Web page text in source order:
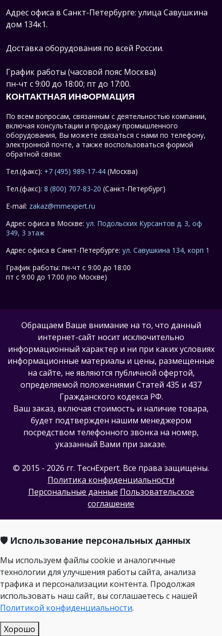
Адрес офиса в Санкт-Петербурге: улица Савушкина
дом 134к1.
Доставка оборудования по всей России.
График работы (часовой пояс Москва)
пн-чт с 9:00 до 18:00; пт до 17:00.
КОНТАКТНАЯ ИНФОРМАЦИЯ
По всем вопросам, связанным с деятельностью компании,
включая консультации и продажу промышленного
оборудования, Вы можете связаться с нами по телефону,
электронной почте, а также воспользоваться формой
обратной связи:
Тел.(факс): +7 (495) 989-17-44 (Москва)
Тел.(факс): 8 (800) 707-83-20 (Санкт-Петербург)
E-mail: zakaz@mmexpert.ru
Адрес офиса в Москве: ул. Подольских Курсантов д. 3, оф
349, 3 этаж
Адрес офиса в Санкт-Петербурге: ул. Савушкина 134, корп 1
График работы: пн-чт с 9:00 до 18:00
пт с 9:00 до 17:00 (по Москве)
Обращаем Ваше внимание на то, что данный
интернет-сайт носит исключительно
информационный характер и ни при каких условиях
информационные материалы и цены, размещенные
на сайте, не являются публичной офертой,
определяемой положениями Статей 435 и 437
Гражданского кодекса РФ.
Ваш заказ, включая стоимость и наличие товара,
будет подтвержден нашим менеджером
посредством телефонного звонка на номер,
указанный Вами при заказе.
© 2015 - 2026 гг. ТеcнExpert. Все права защищены.
Политика конфиденциальности
Персональные данные Пользовательское
соглашение
🛡️ Использование персональных данных
Мы используем файлы cookie и аналогичные
технологии для улучшения работы сайта, анализа
трафика и персонализации контента. Продолжая
использовать наш сайт, вы соглашаетесь с нашей
Политикой конфиденциальности.
Хорошо